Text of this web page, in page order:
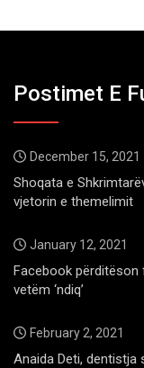
Postimet E
December 15, 2021
Shoqata e
vjetorin e themelimit
January 12, 2021
Facebook përditëson
vetëm ‘ndiq’
February 2, 2021
Anaida Deti, dentistja